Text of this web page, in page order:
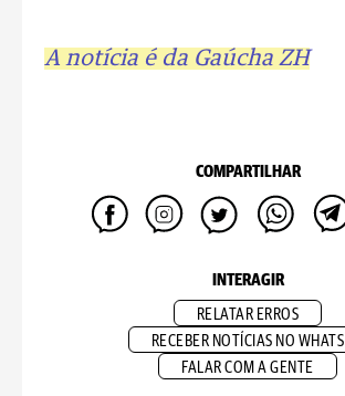
A notícia é da Gaúcha ZH
COMPARTILHAR
INTERAGIR
RELATAR ERROS
RECEBER NOTÍCIAS NO WHATS
FALAR COM A GENTE